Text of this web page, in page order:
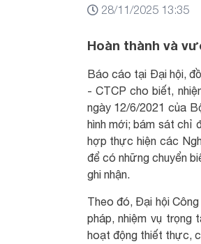
28/11/2025 13:35
Hoàn thành và
Báo cáo tại Đại hội,
- CTCP cho biết,
ngày 12/6/2021 của
hình mới; bám sát chỉ
hợp thực hiện các
để có những chuyển
ghi nhận.
Theo đó, Đại hội
pháp, nhiệm vụ trọng
hoạt động thiết thực,